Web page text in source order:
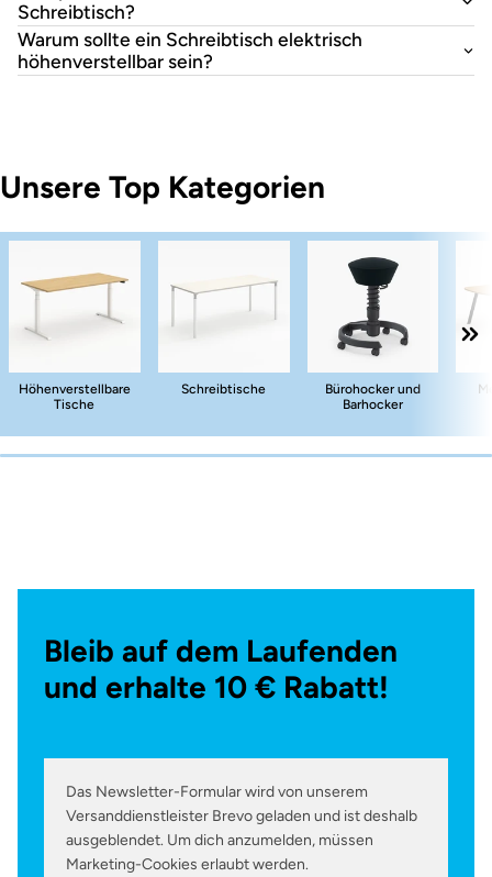
Schreibtisch?
Warum sollte ein Schreibtisch elektrisch
höhenverstellbar sein?
Unsere Top Kategorien
Höhenverstellbare
Tische
Schreibtische
Bürohocker und
Barhocker
Bleib auf dem Laufenden
und erhalte 10 € Rabatt!
Das Newsletter-Formular wird von unserem
Versanddienstleister Brevo geladen und ist deshalb
ausgeblendet. Um dich anzumelden, müssen
Marketing-Cookies erlaubt werden.